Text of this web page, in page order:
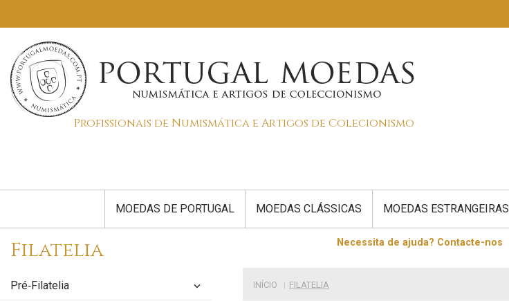
Profissionais de Numismática e Artigos de Colecionismo
MOEDAS DE PORTUGAL MOEDAS CLÁSSICAS MOEDAS ESTRANGEIRAS
Filatelia
Pré‑Filatelia keyboard_arrow_down
Necessita de ajuda? Contacte-nos
INÍCIO FILATELIA